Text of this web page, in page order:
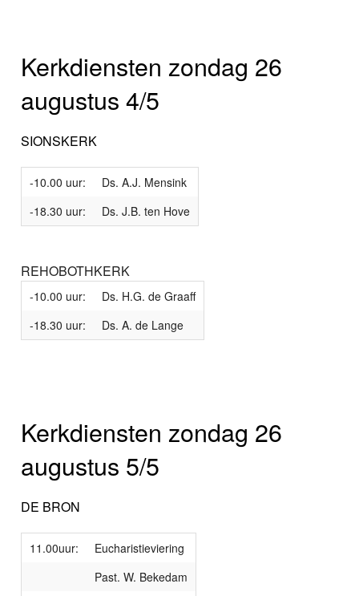
Kerkdiensten zondag 26
augustus 4/5
SIONSKERK
-10.00 uur:
Ds. A.J. Mensink
-18.30 uur:
Ds. J.B. ten Hove
REHOBOTHKERK
-10.00 uur:
Ds. H.G. de Graaff
-18.30 uur:
Ds. A. de Lange
Kerkdiensten zondag 26
augustus 5/5
DE BRON
11.00uur:
Eucharistieviering
Past. W. Bekedam